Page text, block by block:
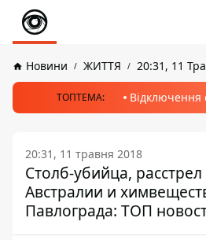
Новини ЖИТТЯ 20:31, 11
ТОПТЕМА: Відключення
20:31, 11 травня 2018
Столб-убийца,
Австралии и
Павлограда: ТОП